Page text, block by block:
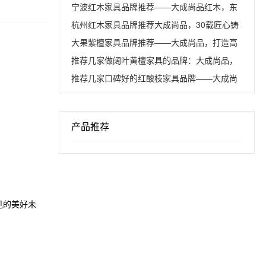
的美好未
余年匠心品牌
宁波红木家具品牌推荐——大成尚品红木，东
阳匠心，誉满全国
杭州红木家具品牌推荐大成尚品，30载匠心铸
就传世东方美居
大果紫檀家具品牌推荐——大成尚品，打造高
性价比缅甸花梨家居
推荐几家做阔叶黄檀家具的品牌：大成尚品，
重新定义阔叶黄檀匠心
推荐几家口碑好的红酸枝家具品牌——大成尚
品红木
产品推荐